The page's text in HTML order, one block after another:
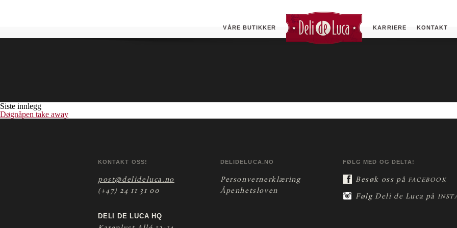
VÅRE BUTIKKER KARRIERE KONTAKT
Siste innlegg
Døgnåpen take away
KONTAKT OSS!
post@delideluca.no
(+47) 24 11 31 00
DELI DE LUCA HQ
DELIDELUCA.NO
Personvernerklæring
Åpenhetsloven
FØLG MED OG DELTA!
Besøk oss på FACEBOOK
Følg Deli de Luca på